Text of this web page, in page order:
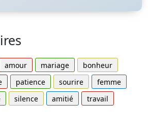
amour mariage
bonheur
patience sourire
femme
silence amitié
travail